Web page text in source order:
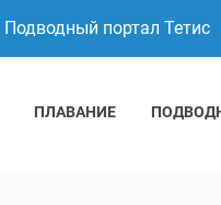
Подводный портал Тетис
ПЛАВАНИЕ